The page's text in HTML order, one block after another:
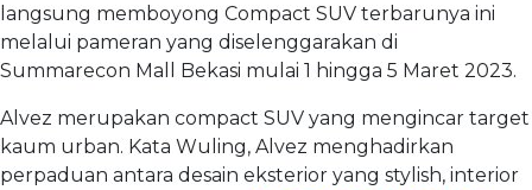
langsung memboyong Compact SUV terbarunya ini
melalui pameran yang diselenggarakan di
Summarecon Mall Bekasi mulai 1 hingga 5 Maret 2023.
Alvez merupakan compact SUV yang mengincar target
kaum urban. Kata Wuling, Alvez menghadirkan
perpaduan antara desain eksterior yang stylish, interior